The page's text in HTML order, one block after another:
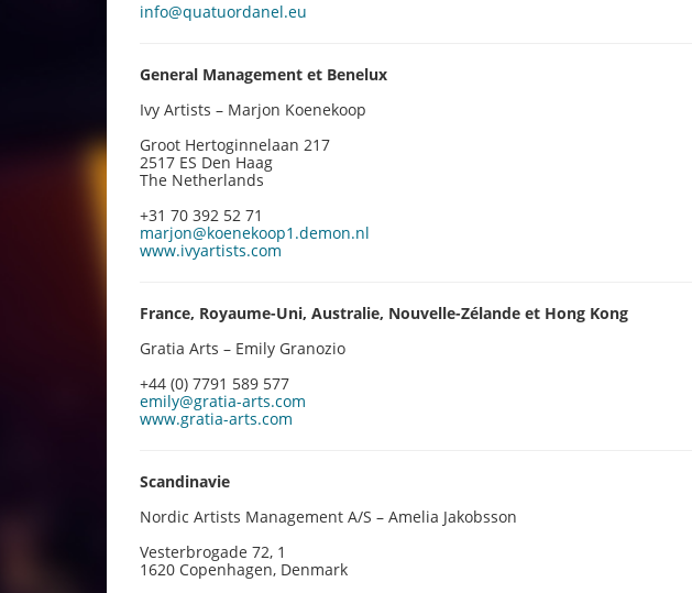
info@quatuordanel.eu
General Management et Benelux
Ivy Artists – Marjon Koenekoop
Groot Hertoginnelaan 217
2517 ES Den Haag
The Netherlands
+31 70 392 52 71
marjon@koenekoop1.demon.nl
www.ivyartists.com
France, Royaume-Uni, Australie, Nouvelle-Zélande et Hong Kong
Gratia Arts – Emily Granozio
+44 (0) 7791 589 577
emily@gratia-arts.com
www.gratia-arts.com
Scandinavie
Nordic Artists Management A/S – Amelia Jakobsson
Vesterbrogade 72, 1
1620 Copenhagen, Denmark